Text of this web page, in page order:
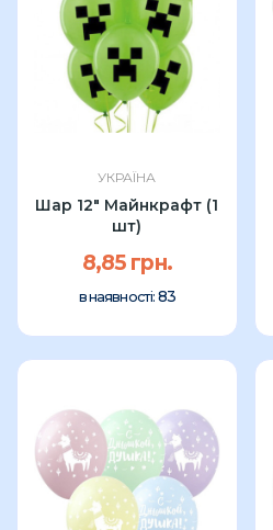
УКРАЇНА
Шар 12" Майнкрафт (1
шт)
8,85 грн.
в наявності: 83